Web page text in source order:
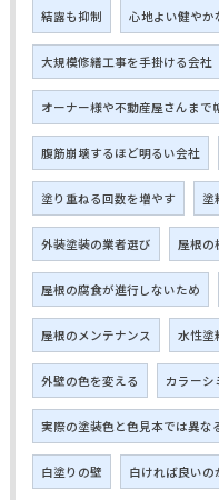
結露も抑制 心地よい健やか
大規模修繕工事を手掛ける会社
オーナー様や不動産屋さんまで
腹筋崩壊するほど明るい会社
塗り重ねる回数を増やす 塗
外装塗装の業者選び 屋根の
屋根の腐食が進行しないため
屋根のメンテナンス 水性塗
外壁の色を変える カラーシ
実際の塗装色と色見本では異な
白塗りの壁 白ければ良いの